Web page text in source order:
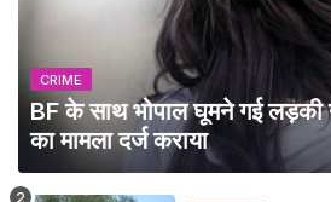
CRIME
BF के साथ भोपाल घूमने गई लड़की
का मामला दर्ज कराया